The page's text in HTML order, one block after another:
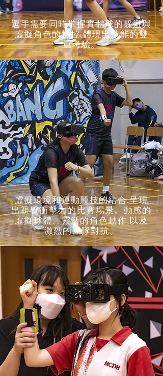
選手需要同時掌握實體球的躲避與
虛擬角色的操控,體現出技能的雙
重考驗。
虛擬環境和運動競技的結合,呈現
出視覺衝擊力的比賽場景。動感的
虛擬球體、靈活的角色動作,以及
激烈的團隊對抗。